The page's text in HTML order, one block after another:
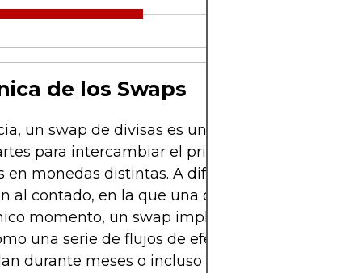
de los Swaps
un swap de divisas es un acuerdo financiero
para intercambiar el principal y los pagos de
en monedas distintas. A diferencia de una
al contado, en la que una divisa se intercambia
momento, un swap implica tanto un
una serie de flujos de efectivo posteriores
durante meses o incluso años. El objetivo no